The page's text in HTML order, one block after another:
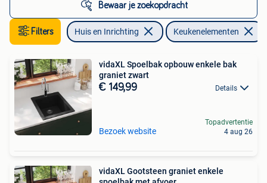
Bewaar je zoekopdracht
Filters Huis en Inrichting Keukenelementen
vidaXL Spoelbak opbouw enkele bak
graniet zwart
€ 149,99 Details
Bezoek website
Topadvertentie
4 aug 26
vidaXL Gootsteen graniet enkele